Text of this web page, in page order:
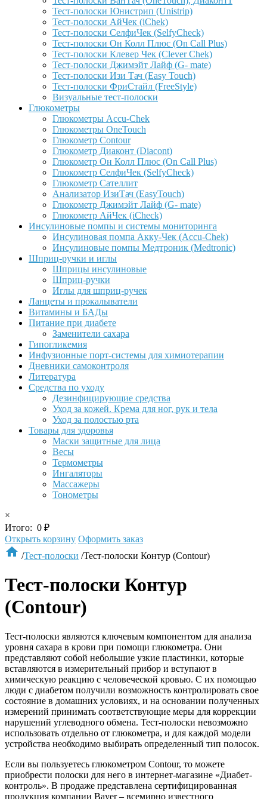
Тест-полоски Юнистрип (Unistrip)
Тест-полоски АйЧек (iChek)
Тест-полоски СелфиЧек (SelfyCheck)
Тест-полоски Он Колл Плюс (On Call Plus)
Тест-полоски Клевер Чек (Clever Chek)
Тест-полоски Джимэйт Лайф (G- mate)
Тест-полоски Изи Тач (Easy Touch)
Тест-полоски ФриCтайл (FreeStyle)
Визуальные тест-полоски
Глюкометры
Глюкометры Accu-Сhek
Глюкометры OneTouch
Глюкометр Contour
Глюкометр Диаконт (Diacont)
Глюкометр Он Колл Плюс (On Call Plus)
Глюкометр СелфиЧек (SelfyCheck)
Глюкометр Сателлит
Анализатор ИзиТач (EasyTouch)
Глюкометр Джимэйт Лайф (G- mate)
Глюкометр АйЧек (iCheck)
Инсулиновые помпы и системы мониторинга
Инсулиновая помпа Акку-Чек (Accu-Chek)
Инсулиновые помпы Медтроник (Medtronic)
Шприц-ручки и иглы
Шприцы инсулиновые
Шприц-ручки
Иглы для шприц-ручек
Ланцеты и прокалыватели
Витамины и БАДы
Питание при диабете
Заменители сахара
Гипогликемия
Инфузионные порт-системы для химиотерапии
Дневники самоконтроля
Литература
Средства по уходу
Дезинфицирующие средства
Уход за кожей. Крема для ног, рук и тела
Уход за полостью рта
Товары для здоровья
Маски защитные для лица
Весы
Термометры
Ингаляторы
Массажеры
Тонометры
×
Итого: 0 ₽
Открыть корзину Оформить заказ
 /Тест-полоски /Тест-полоски Контур (Contour)
Тест-полоски Контур
(Contour)
Тест-полоски являются ключевым компонентом для анализа
уровня сахара в крови при помощи глюкометра. Они
представляют собой небольшие узкие пластинки, которые
вставляются в измерительный прибор и вступают в
химическую реакцию с человеческой кровью. С их помощью
люди с диабетом получили возможность контролировать свое
состояние в домашних условиях, и на основании полученных
измерений принимать соответствующие меры для коррекции
нарушений углеводного обмена. Тест-полоски невозможно
использовать отдельно от глюкометра, и для каждой модели
устройства необходимо выбирать определенный тип полосок.
Если вы пользуетесь глюкометром Contour, то можете
приобрести полоски для него в интернет-магазине «Диабет-
контроль». В продаже представлена сертифицированная
продукция компании Bayer – всемирно известного